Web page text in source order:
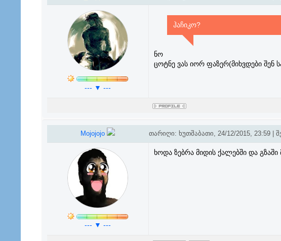
--- ▼ ---
ჰაჩიკო?
ნო
ცოტნე ვას იორ ფაზერ(მიხვდები შენ
Mojojojo თარიღი: ხუთშაბათი, 24/12/2015, 23:59 |
--- ▼ ---
ხოდა ზებრა მიდის ქალებში და გზაში